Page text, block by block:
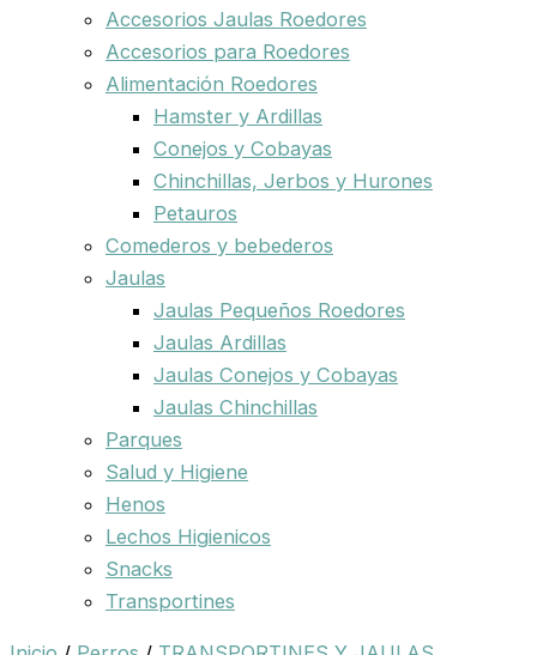
Accesorios Jaulas Roedores
Accesorios para Roedores
Alimentación Roedores
Hamster y Ardillas
Conejos y Cobayas
Chinchillas, Jerbos y Hurones
Petauros
Comederos y bebederos
Jaulas
Jaulas Pequeños Roedores
Jaulas Ardillas
Jaulas Conejos y Cobayas
Jaulas Chinchillas
Parques
Salud y Higiene
Henos
Lechos Higienicos
Snacks
Transportines